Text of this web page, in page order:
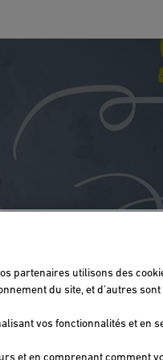
partenaires utilisons des
du site, et d'autres
vos fonctionnalités et en